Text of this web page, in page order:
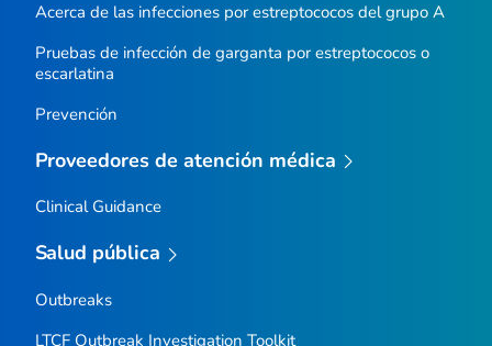
Acerca de las infecciones por estreptococos del grupo A
Pruebas de infección de garganta por estreptococos o
escarlatina
Prevención
Proveedores de atención médica
Clinical Guidance
Salud pública
Outbreaks
LTCF Outbreak Investigation Toolkit